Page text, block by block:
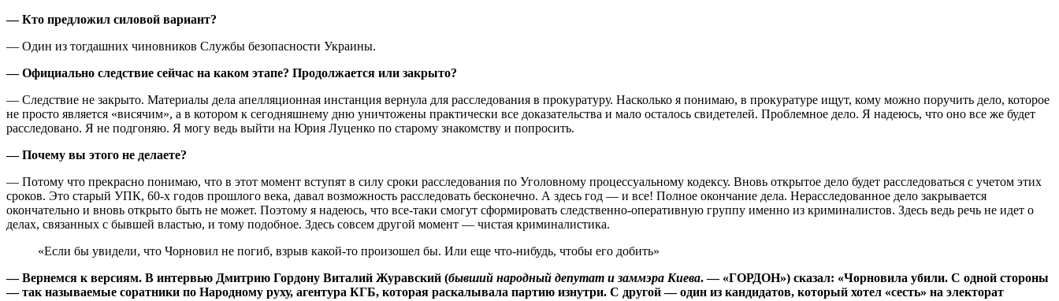
— Кто предложил силовой вариант?
— Один из тогдашних чиновников Службы безопасности Украины.
— Официально следствие сейчас на каком этапе? Продолжается или закрыто?
— Следствие не закрыто. Материалы дела апелляционная инстанция вернула для расследования в прокуратуру. На­сколько я понимаю, в прокуратуре ищут, кому можно поручить дело, которое
не просто является «висячим», а в котором к сегодняшнему дню уничтожены практически все доказательства и мало осталось свидетелей. Проблемное дело. Я надеюсь, что оно все же будет
расследовано. Я не подгоняю. Я могу ведь выйти на Юрия Луценко по старому знакомству и попросить.
— Почему вы этого не делаете?
— Потому что прекрасно понимаю, что в этот момент вступят в силу сроки расследования по Уголовному процессуальному кодексу. Вновь открытое дело будет расследоваться с учетом этих
сроков. Это старый УПК, 60-х годов прошлого века, давал возможность расследовать бесконечно. А здесь год — и все! Полное окончание дела. Нерасследованное дело закрывается
окончательно и вновь открыто быть не может. Поэтому я надеюсь, что все-таки смогут сформировать следственно-оперативную группу именно из криминалистов. Здесь ведь речь не идет о
делах, связанных с бывшей властью, и тому подобное. Здесь совсем другой момент — чистая криминалистика.
«Если бы увидели, что Чорновил не погиб, взрыв какой-то произошел бы. Или еще что-нибудь, чтобы его добить»
— Вернемся к версиям. В интервью Дмитрию Гордону Виталий Журавский (бывший народный депутат и заммэра Киева. — «ГОРДОН») сказал: «Чорновила убили. С одной стороны
— так называемые соратники по Народному руху, агентура КГБ, которая раскалывала пар­тию изнутри. С другой — один из кандидатов, который хотел «сесть» на электорат